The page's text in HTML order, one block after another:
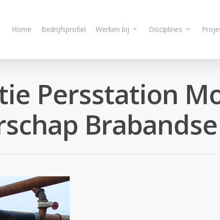
Home Bedrijfsprofiel Werken bij Disciplines
Persstation